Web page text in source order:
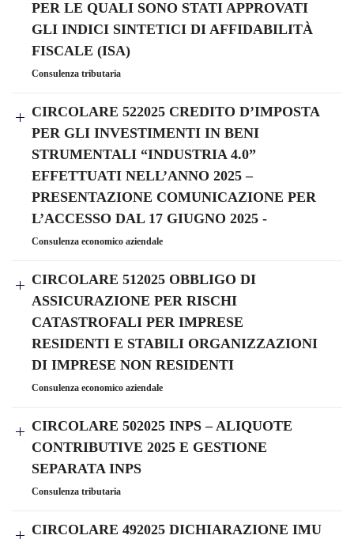
PER LE QUALI SONO STATI APPROVATI
GLI INDICI SINTETICI DI AFFIDABILITÀ
FISCALE (ISA)
Consulenza tributaria
CIRCOLARE 522025 CREDITO D’IMPOSTA
PER GLI INVESTIMENTI IN BENI
STRUMENTALI “INDUSTRIA 4.0”
EFFETTUATI NELL’ANNO 2025 –
PRESENTAZIONE COMUNICAZIONE PER
L’ACCESSO DAL 17 GIUGNO 2025 -
Consulenza economico aziendale
CIRCOLARE 512025 OBBLIGO DI
ASSICURAZIONE PER RISCHI
CATASTROFALI PER IMPRESE
RESIDENTI E STABILI ORGANIZZAZIONI
DI IMPRESE NON RESIDENTI
Consulenza economico aziendale
CIRCOLARE 502025 INPS – ALIQUOTE
CONTRIBUTIVE 2025 E GESTIONE
SEPARATA INPS
Consulenza tributaria
CIRCOLARE 492025 DICHIARAZIONE IMU